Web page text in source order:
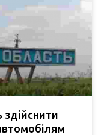
здійснити